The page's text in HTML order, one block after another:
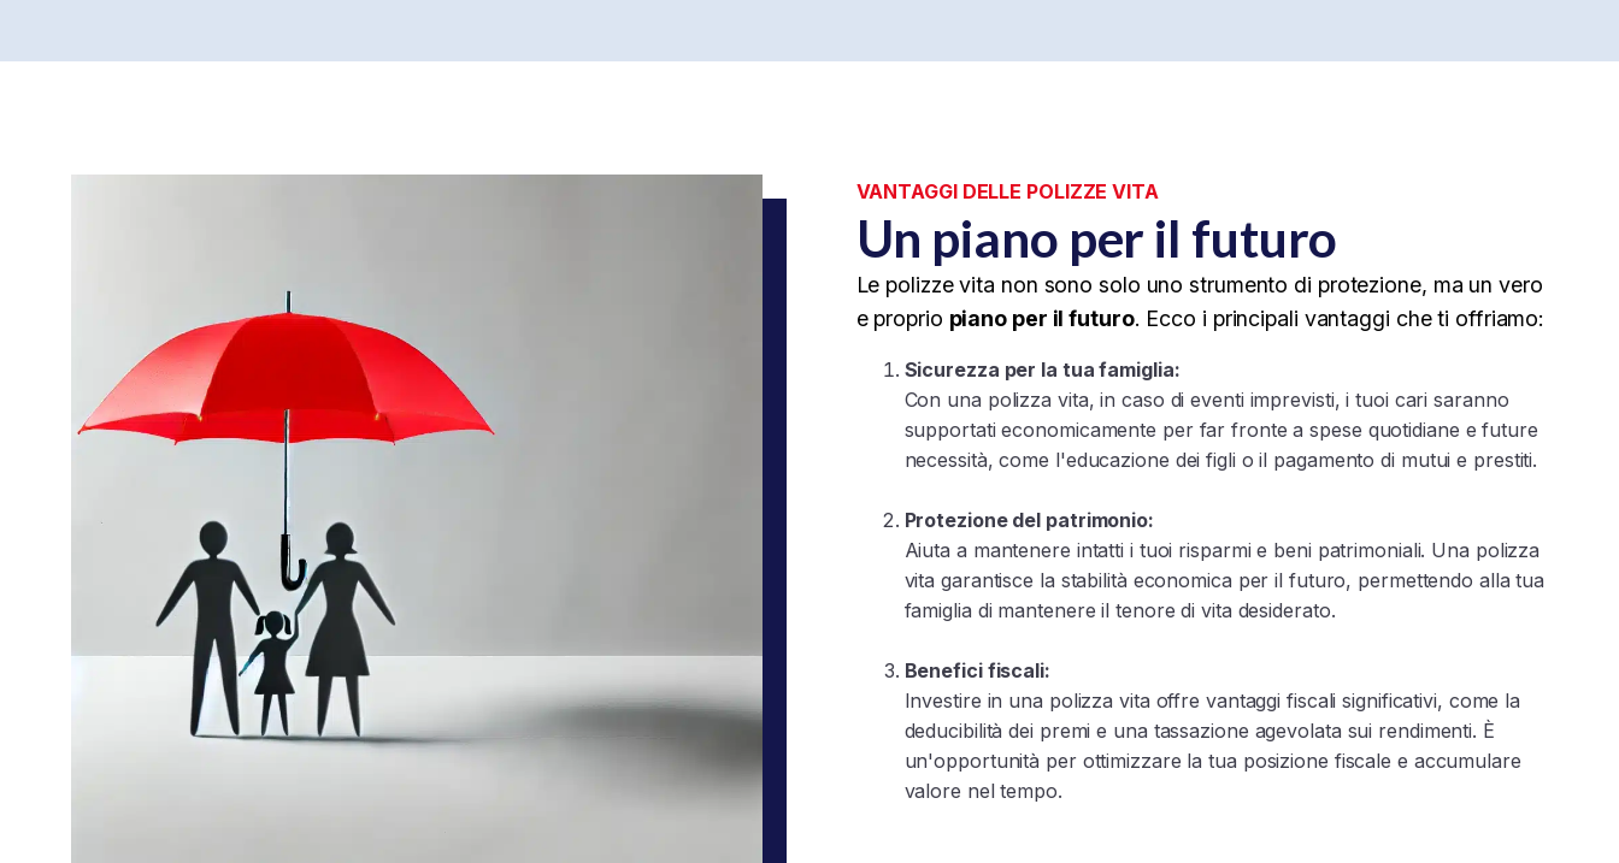
VANTAGGI DELLE POLIZZE VITA
Un piano per il futuro
Le polizze vita non sono solo uno strumento di protezione, ma un vero
e proprio piano per il futuro. Ecco i principali vantaggi che ti offriamo:
Sicurezza per la tua famiglia:
Con una polizza vita, in caso di eventi imprevisti, i tuoi cari saranno
supportati economicamente per far fronte a spese quotidiane e future
necessità, come l'educazione dei figli o il pagamento di mutui e prestiti.
Protezione del patrimonio:
Aiuta a mantenere intatti i tuoi risparmi e beni patrimoniali. Una polizza
vita garantisce la stabilità economica per il futuro, permettendo alla tua
famiglia di mantenere il tenore di vita desiderato.
Benefici fiscali:
Investire in una polizza vita offre vantaggi fiscali significativi, come la
deducibilità dei premi e una tassazione agevolata sui rendimenti. È
un'opportunità per ottimizzare la tua posizione fiscale e accumulare
valore nel tempo.